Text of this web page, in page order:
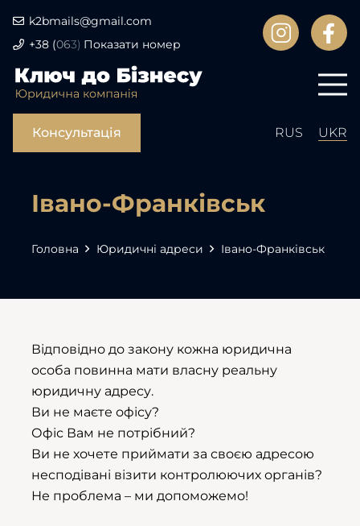
k2bmails@gmail.com
+38(063) Показати номер
Консультація RUS UKR
Івано-Франківськ
Головна Юридичні адреси Івано-Франківськ
Відповідно до закону кожна юридична
особа повинна мати власну реальну
юридичну адресу.
Ви не маєте офісу?
Офіс Вам не потрібний?
Ви не хочете приймати за своєю адресою
несподівані візити контролюючих органів?
Не проблема – ми допоможемо!